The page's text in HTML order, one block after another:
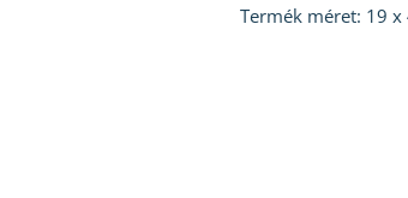
Termék méret: 19 x